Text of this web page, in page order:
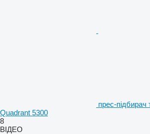
прес-
Quadrant 5300
8
ВІДЕО